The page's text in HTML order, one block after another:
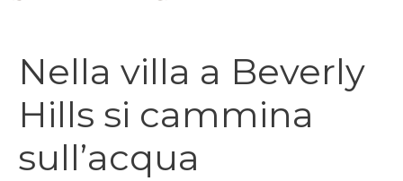
Nella villa a Beverly
Hills si cammina
sull’acqua